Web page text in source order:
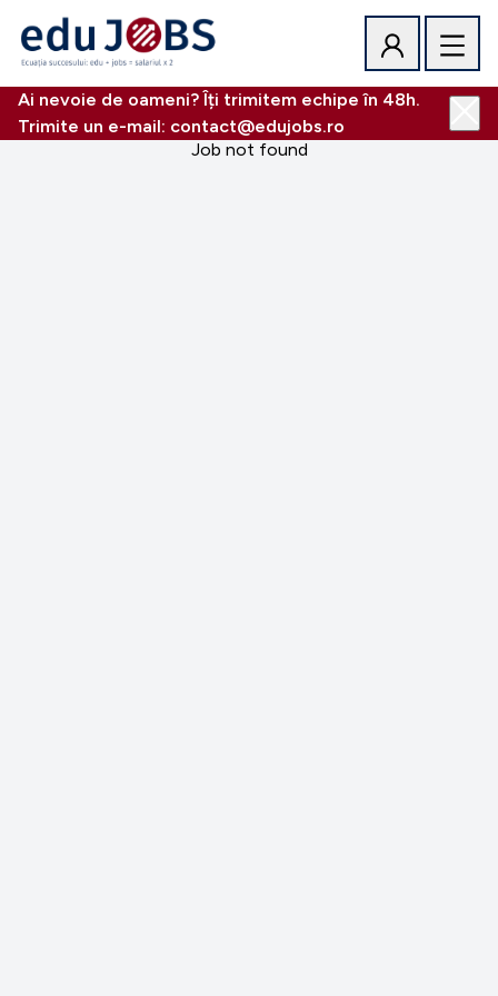
Ai nevoie de oameni? Îți trimitem echipe în 48h.
Trimite un e-mail: contact@edujobs.ro
Job not found